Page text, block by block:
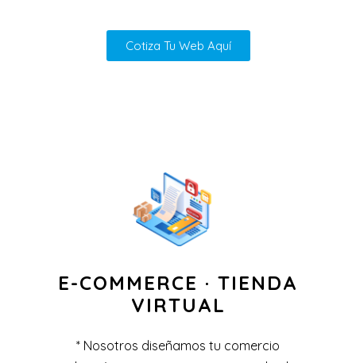
Cotiza Tu Web Aquí
E-COMMERCE · TIENDA
VIRTUAL​
* Nosotros diseñamos tu comercio